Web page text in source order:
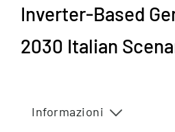
Inverter-Based
2030 Italian
Informazioni